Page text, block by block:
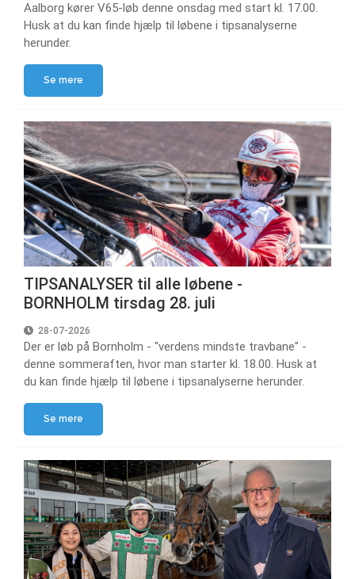
Aalborg kører V65-løb denne onsdag med start kl. 17.00.
Husk at du kan finde hjælp til løbene i tipsanalyserne
herunder.
Se mere
TIPSANALYSER til alle løbene -
BORNHOLM tirsdag 28. juli
28-07-2026
Der er løb på Bornholm - "verdens mindste travbane" -
denne sommeraften, hvor man starter kl. 18.00. Husk at
du kan finde hjælp til løbene i tipsanalyserne herunder.
Se mere